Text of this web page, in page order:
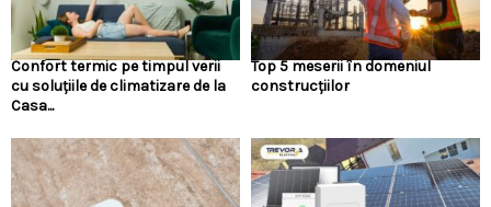
Confort termic pe timpul verii
cu soluțiile de climatizare de la
Casa...
Top 5 meserii în domeniul
construcțiilor